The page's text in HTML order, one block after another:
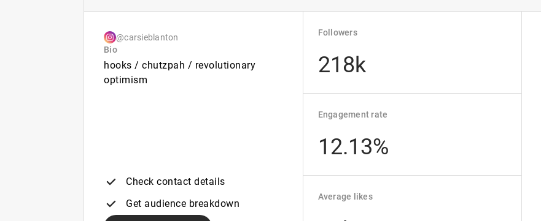
@carsieblanton
Bio
hooks / chutzpah / revolutionary
optimism
Check contact details
Get audience breakdown
Followers
218k
Engagement rate
12.13%
Average likes